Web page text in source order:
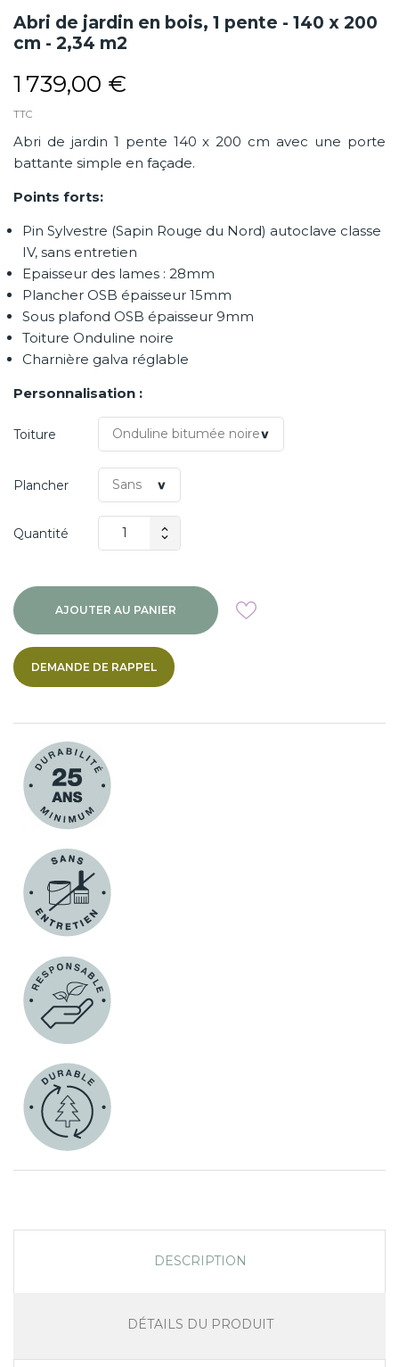
Abri de jardin en bois, 1 pente - 140 x 200
cm - 2,34 m2
1 739,00 €
TTC
Abri de jardin 1 pente 140 x 200 cm avec une porte
battante simple en façade.
Points forts:
Pin Sylvestre (Sapin Rouge du Nord) autoclave classe
IV, sans entretien
Epaisseur des lames : 28mm
Plancher OSB épaisseur 15mm
Sous plafond OSB épaisseur 9mm
Toiture Onduline noire
Charnière galva réglable
Personnalisation :
Toiture
Plancher
Quantité
AJOUTER AU PANIER
DEMANDE DE RAPPEL
DESCRIPTION
DÉTAILS DU PRODUIT